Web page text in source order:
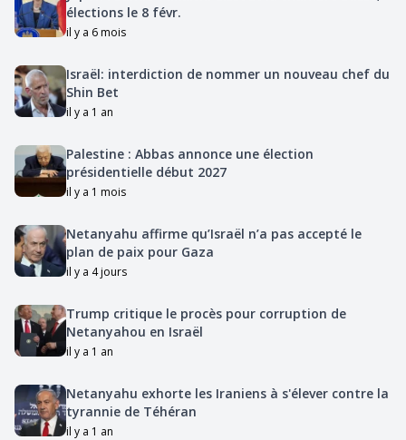
élections le 8 févr.
il y a 6 mois
Israël: interdiction de nommer un nouveau chef du
Shin Bet
il y a 1 an
Palestine : Abbas annonce une élection
présidentielle début 2027
il y a 1 mois
Netanyahu affirme qu’Israël n’a pas accepté le
plan de paix pour Gaza
il y a 4 jours
Trump critique le procès pour corruption de
Netanyahou en Israël
il y a 1 an
Netanyahu exhorte les Iraniens à s'élever contre la
tyrannie de Téhéran
il y a 1 an